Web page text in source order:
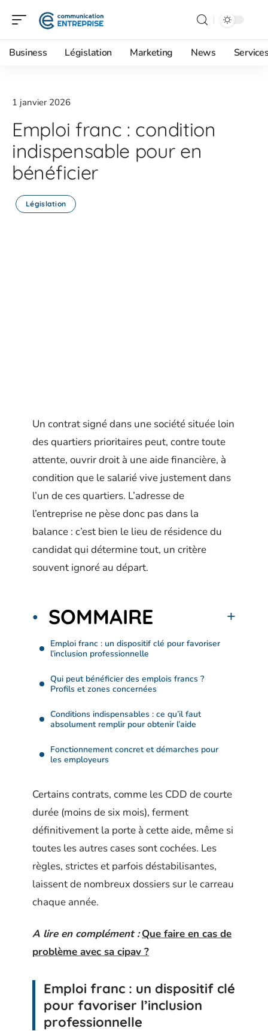
Business Législation Marketing News
1 janvier 2026
Emploi franc : condition
indispensable pour en
bénéficier
Législation
Un contrat signé dans une société située loin
des quartiers prioritaires peut, contre toute
attente, ouvrir droit à une aide financière, à
condition que le salarié vive justement dans
l’un de ces quartiers. L’adresse de
l’entreprise ne pèse donc pas dans la
balance : c’est bien le lieu de résidence du
candidat qui détermine tout, un critère
souvent ignoré au départ.
SOMMAIRE
Emploi franc : un dispositif clé pour favoriser
l’inclusion professionnelle
Qui peut bénéficier des emplois francs ?
Profils et zones concernées
Conditions indispensables : ce qu’il faut
absolument remplir pour obtenir l’aide
Fonctionnement concret et démarches pour
les employeurs
Certains contrats, comme les CDD de courte
durée (moins de six mois), ferment
définitivement la porte à cette aide, même si
toutes les autres cases sont cochées. Les
règles, strictes et parfois déstabilisantes,
laissent de nombreux dossiers sur le carreau
chaque année.
A lire en complément : Que faire en cas de
problème avec sa cipav ?
Emploi franc : un dispositif clé
pour favoriser l’inclusion
professionnelle